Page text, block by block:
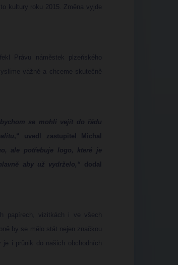
kultury roku 2015. Změna vyjde
Právu náměstek plzeňského
vážně a chceme skutečně
se mohli vejít do řádu
,“ uvedl zastupitel Michal
ale potřebuje logo, které je
aby už vydrželo,“ dodal
papírech, vizitkách i ve všech
by se mělo stát nejen značkou
i průnik do našich obchodních